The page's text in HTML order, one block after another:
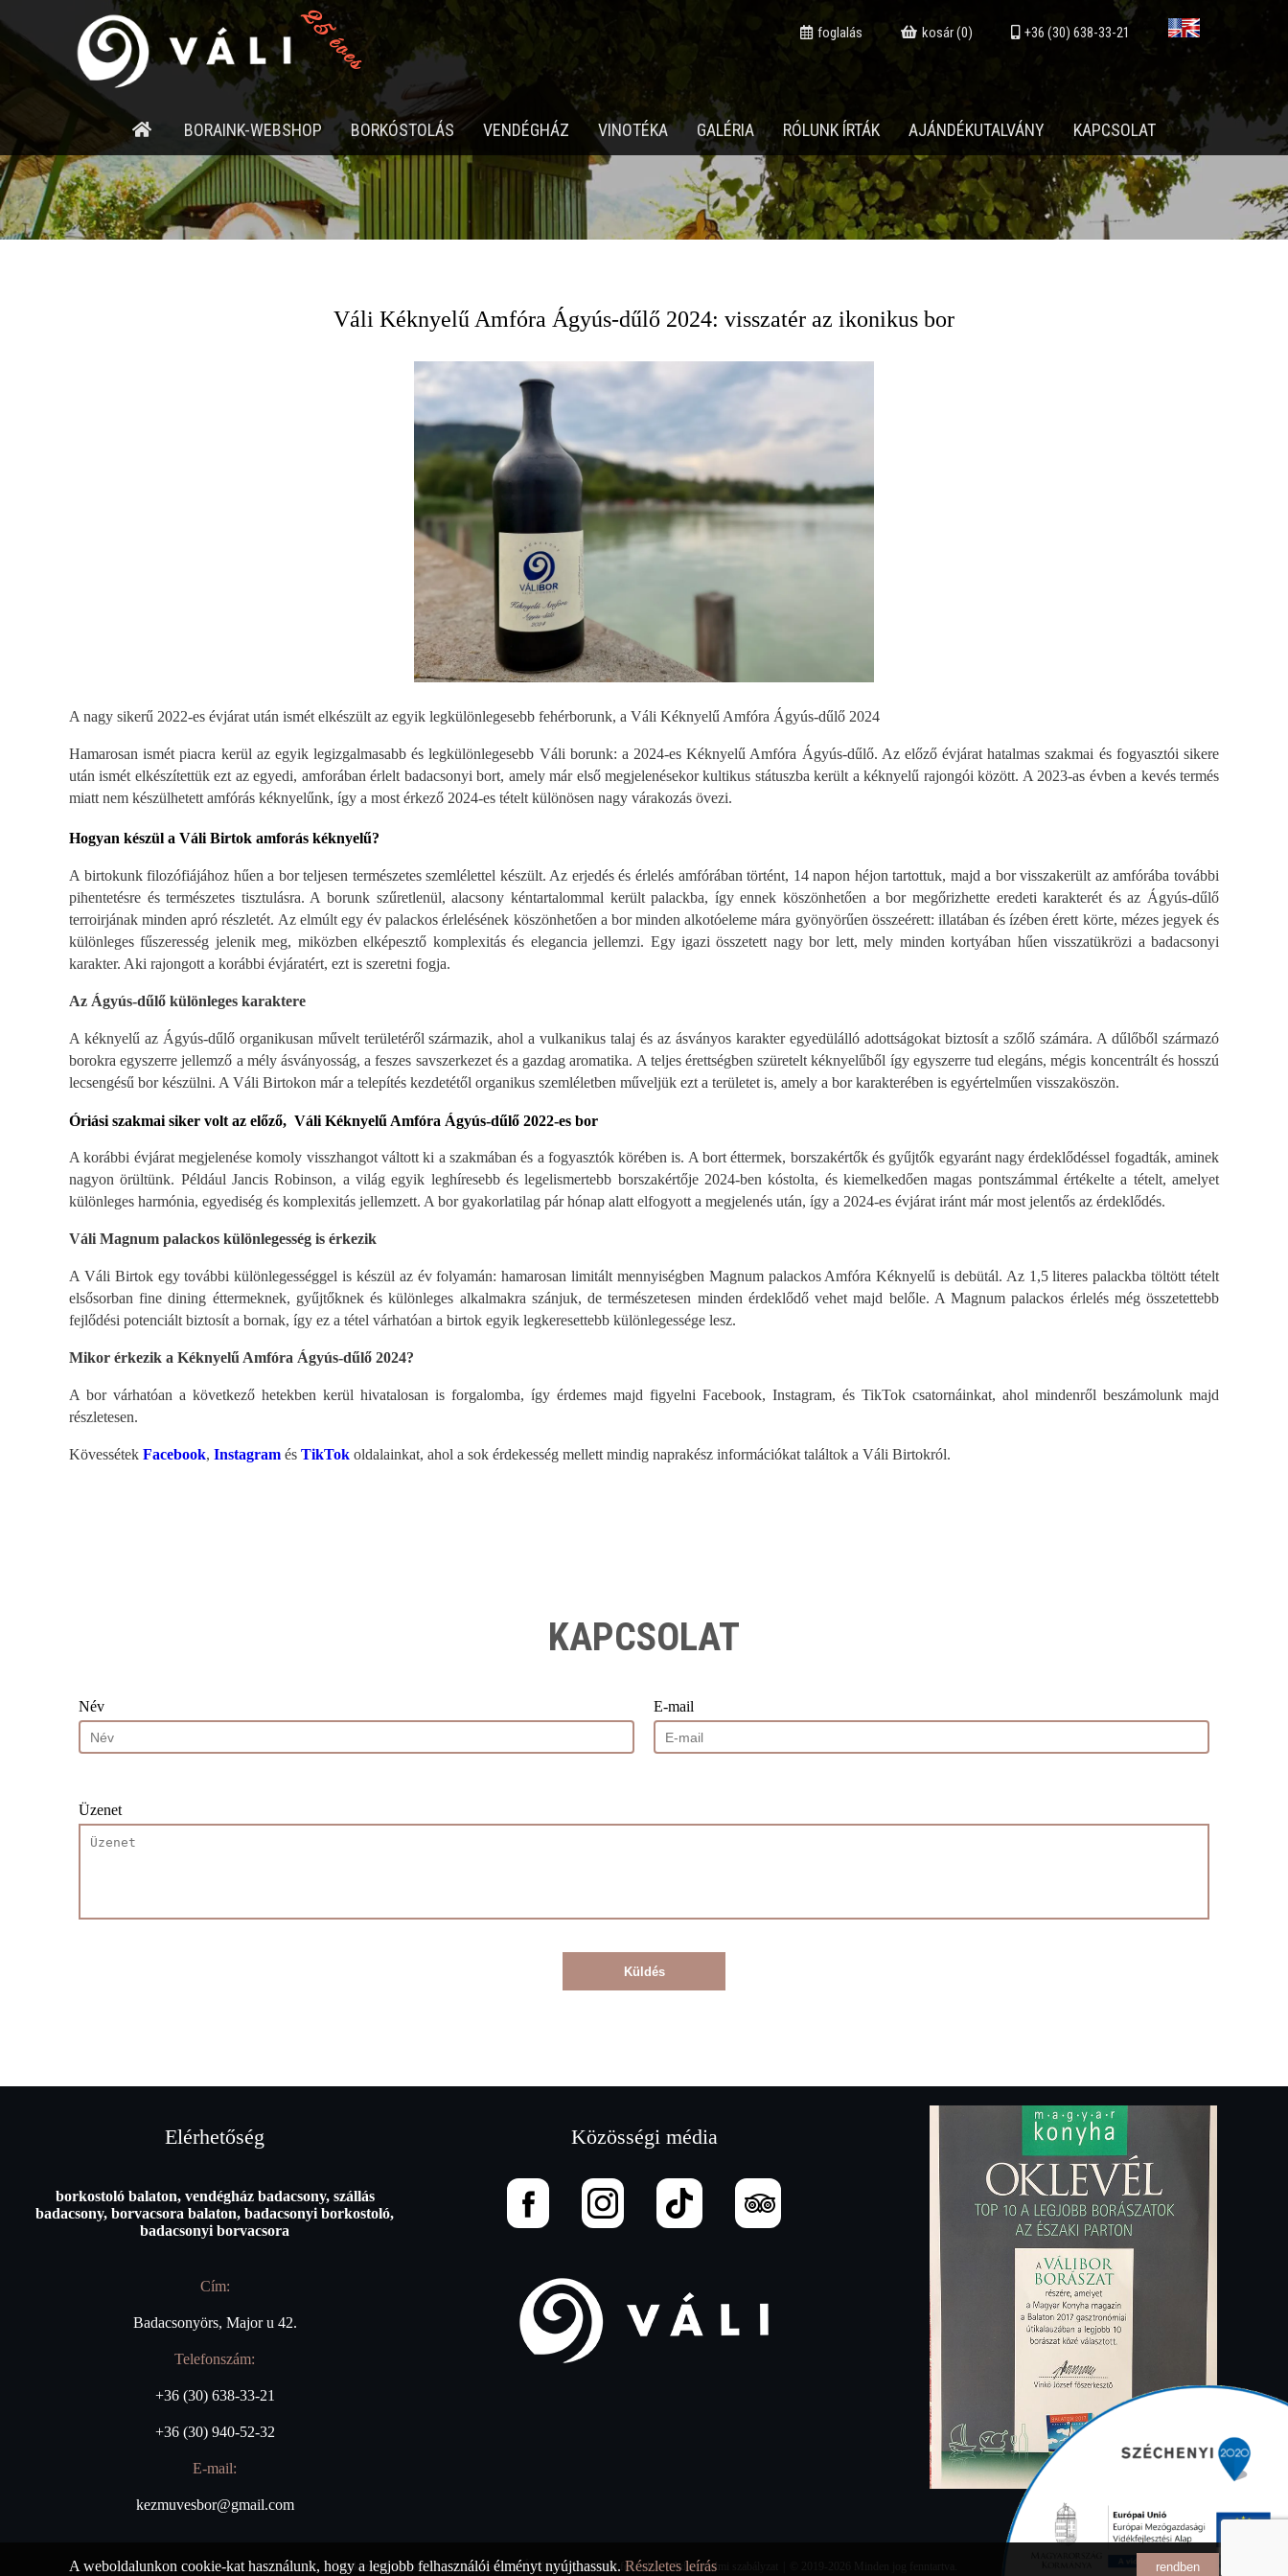
25 éves foglalás kosár (0) +36 (30) 638-33-21
BORAINK-WEBSHOP BORKÓSTOLÁS VENDÉGHÁZ VINOTÉKA GALÉRIA RÓLUNK ÍRTÁK AJÁNDÉKUTALVÁNY KAPCSOLAT
Váli Kéknyelű Amfóra Ágyús-dűlő 2024: visszatér az ikonikus bor
A nagy sikerű 2022-es évjárat után ismét elkészült az egyik legkülönlegesebb fehérborunk, a Váli Kéknyelű Amfóra Ágyús-dűlő 2024
Hamarosan ismét piacra kerül az egyik legizgalmasabb és legkülönlegesebb Váli borunk: a 2024-es Kéknyelű Amfóra Ágyús-dűlő. Az előző évjárat hatalmas szakmai és fogyasztói sikere
után ismét elkészítettük ezt az egyedi, amforában érlelt badacsonyi bort, amely már első megjelenésekor kultikus státuszba került a kéknyelű rajongói között. A 2023-as évben a kevés termés
miatt nem készülhetett amfórás kéknyelűnk, így a most érkező 2024-es tételt különösen nagy várakozás övezi.
Hogyan készül a Váli Birtok amforás kéknyelű?
A birtokunk filozófiájához hűen a bor teljesen természetes szemlélettel készült. Az erjedés és érlelés amfórában történt, 14 napon héjon tartottuk, majd a bor visszakerült az amfórába további
pihentetésre és természetes tisztulásra. A borunk szűretlenül, alacsony kéntartalommal került palackba, így ennek köszönhetően a bor megőrizhette eredeti karakterét és az Ágyús-dűlő
terroirjának minden apró részletét. Az elmúlt egy év palackos érlelésének köszönhetően a bor minden alkotóeleme mára gyönyörűen összeérett: illatában és ízében érett körte, mézes jegyek és
különleges fűszeresség jelenik meg, miközben elképesztő komplexitás és elegancia jellemzi. Egy igazi összetett nagy bor lett, mely minden kortyában hűen visszatükrözi a badacsonyi
karakter. Aki rajongott a korábbi évjáratért, ezt is szeretni fogja.
Az Ágyús-dűlő különleges karaktere
A kéknyelű az Ágyús-dűlő organikusan művelt területéről származik, ahol a vulkanikus talaj és az ásványos karakter egyedülálló adottságokat biztosít a szőlő számára. A dűlőből származó
borokra egyszerre jellemző a mély ásványosság, a feszes savszerkezet és a gazdag aromatika. A teljes érettségben szüretelt kéknyelűből így egyszerre tud elegáns, mégis koncentrált és hosszú
lecsengésű bor készülni. A Váli Birtokon már a telepítés kezdetétől organikus szemléletben műveljük ezt a területet is, amely a bor karakterében is egyértelműen visszaköszön.
Óriási szakmai siker volt az előző, Váli Kéknyelű Amfóra Ágyús-dűlő 2022-es bor
A korábbi évjárat megjelenése komoly visszhangot váltott ki a szakmában és a fogyasztók körében is. A bort éttermek, borszakértők és gyűjtők egyaránt nagy érdeklődéssel fogadták, aminek
nagyon örültünk. Például Jancis Robinson, a világ egyik leghíresebb és legelismertebb borszakértője 2024-ben kóstolta, és kiemelkedően magas pontszámmal értékelte a tételt, amelyet
különleges harmónia, egyediség és komplexitás jellemzett. A bor gyakorlatilag pár hónap alatt elfogyott a megjelenés után, így a 2024-es évjárat iránt már most jelentős az érdeklődés.
Váli Magnum palackos különlegesség is érkezik
A Váli Birtok egy további különlegességgel is készül az év folyamán: hamarosan limitált mennyiségben Magnum palackos Amfóra Kéknyelű is debütál. Az 1,5 literes palackba töltött tételt
elsősorban fine dining éttermeknek, gyűjtőknek és különleges alkalmakra szánjuk, de természetesen minden érdeklődő vehet majd belőle. A Magnum palackos érlelés még összetettebb
fejlődési potenciált biztosít a bornak, így ez a tétel várhatóan a birtok egyik legkeresettebb különlegessége lesz.
Mikor érkezik a Kéknyelű Amfóra Ágyús-dűlő 2024?
A bor várhatóan a következő hetekben kerül hivatalosan is forgalomba, így érdemes majd figyelni Facebook, Instagram, és TikTok csatornáinkat, ahol mindenről beszámolunk majd
részletesen.
Kövessétek Facebook, Instagram és TikTok oldalainkat, ahol a sok érdekesség mellett mindig naprakész információkat találtok a Váli Birtokról.
KAPCSOLAT
Név E-mail
Üzenet
Küldés
Elérhetőség
borkostoló balaton, vendégház badacsony, szállás
badacsony, borvacsora balaton, badacsonyi borkostoló,
badacsonyi borvacsora
Cím:
Badacsonyörs, Major u 42.
Telefonszám:
+36 (30) 638-33-21
+36 (30) 940-52-32
E-mail:
kezmuvesbor@gmail.com
Közösségi média
Adatkezelési tájékoztató | Adatvédelem | Általános Szerződési feltételek | Adatvédelmi szabályzat
A weboldalunkon cookie-kat használunk, hogy a legjobb felhasználói élményt nyújthassuk. Részletes leírás rendben